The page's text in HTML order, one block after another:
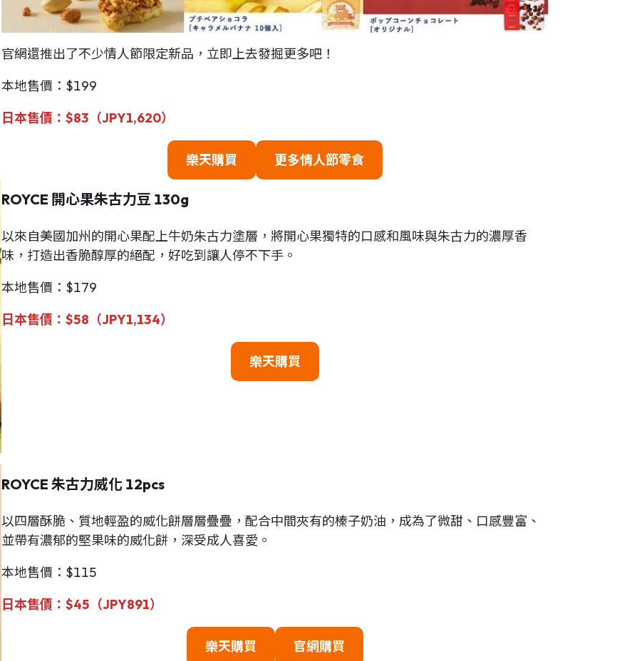
官網還推出了不少情人節限定新品，立即上去發掘更多吧！
本地售價：$199
日本售價： $83（JPY1,620）
樂天購買 更多情人節零食
ROYCE 開心果朱古力豆 130g
以來自美國加州的開心果配上牛奶朱古力塗層，將開心果獨特的口感和風味與朱古力的濃厚香
味，打造出香脆醇厚的絕配，好吃到讓人停不下手。
本地售價：$179
日本售價： $58（JPY1,134）
樂天購買
ROYCE 朱古力威化 12pcs
以四層酥脆、質地輕盈的威化餅層層疊疊，配合中間夾有的榛子奶油，成為了微甜、口感豐富、
並帶有濃郁的堅果味的威化餅，深受成人喜愛。
本地售價：$115
日本售價： $45（JPY891）
樂天購買 官網購買